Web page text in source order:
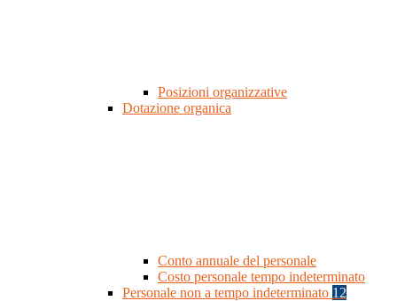
Posizioni organizzative
Dotazione organica
Conto annuale del personale
Costo personale tempo indeterminato
Personale non a tempo indeterminato 12